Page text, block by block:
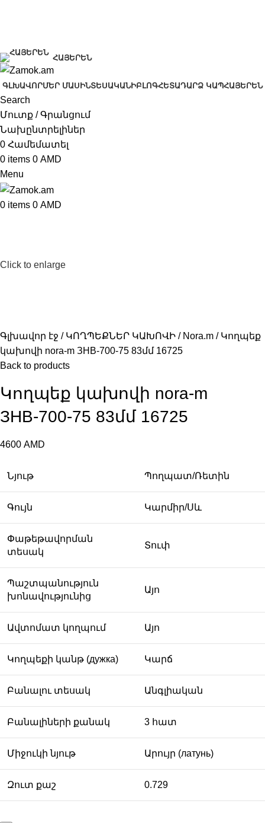
ՀԱՅԵՐԵՆ
ԳԼԽԱՎՈՐՄԵՐ ՄԱՍԻՆՏԵՍԱԿԱՆԻԲԼՈԳՀԵՏԱԴԱՐՁ ԿԱՊՀԱՅԵՐԵՆ
Search
Մուտք / Գրանցում
Նախընտրելիներ
0 Համեմատել
0 items 0 AMD
Menu
0 items 0 AMD
Click to enlarge
Գլխավոր էջ ԿՈՂՊԵՔՆԵՐ ԿԱԽՈՎԻ Nora.m
Կողպեք
կախովի nora-m ЗНВ-700-75 83մմ 16725
Back to products
Կողպեք կախովի nora-m
ЗНВ-700-75 83մմ 16725
4600 AMD
Նյութ Պողպատ/Ռետին
Գույն Կարմիր/Սև
Փաթեթավորման
տեսակ
Տուփ
Պաշտպանություն
խոնավությունից
Այո
Ավտոմատ կողպում Այո
Կողպեքի կանթ (дужка) Կարճ
Բանալու տեսակ Անգլիական
Բանալիների քանակ 3 հատ
Միջուկի նյութ Արույր (латунь)
Զուտ քաշ 0.729